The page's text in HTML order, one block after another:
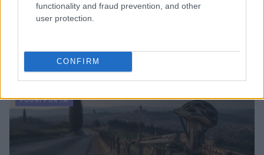
functionality and fraud prevention, and other
user protection.
CONFIRM
Odissea e Spider-Man: i film che hanno rivoluzionato
l’estate al cinema
Alessandro Tassinari · 5 Ago 2026
FUORI PORTA